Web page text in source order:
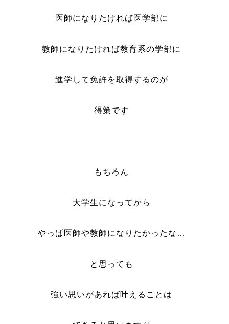
医師になりたければ医学部に
教師になりたければ教育系の学部に
進学して免許を取得するのが
得策です
もちろん
大学生になってから
やっぱ医師や教師になりたかったな…
と思っても
強い思いがあれば叶えることは